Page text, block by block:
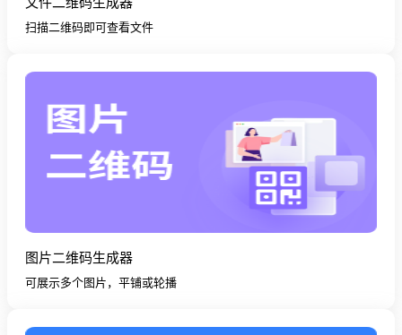
扫描二维码即可查看文件
图片二维码生成器
可展示多个图片，平铺或轮播